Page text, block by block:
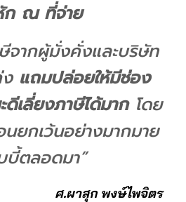
ก ณ ที่จ่าย
จากผู้มั่งคั่งและบริษัท
แถมปล่อยให้มีช่อง
ดีเลี่ยงภาษีได้มากโดย
ยกเว้นอย่างมากมาย
บี้ตลอดมา”
ศ.ผาสุก พงษ์ไพจิตร